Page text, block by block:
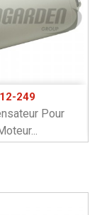
12-249
Pour